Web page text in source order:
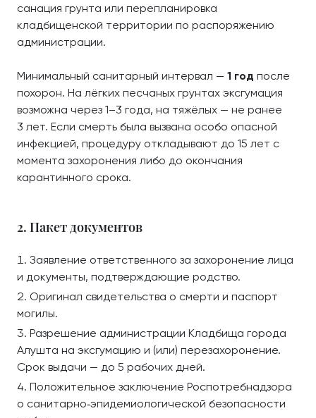
санация грунта или перепланировка
кладбищенской территории по распоряжению
администрации.
Минимальный санитарный интервал — 1 год после
похорон. На лёгких песчаных грунтах эксгумация
возможна через 1–3 года, на тяжёлых — не ранее
3 лет. Если смерть была вызвана особо опасной
инфекцией, процедуру откладывают до 15 лет с
момента захоронения либо до окончания
карантинного срока.
2. Пакет документов
Заявление ответственного за захоронение лица
и документы, подтверждающие родство.
Оригинал свидетельства о смерти и паспорт
могилы.
Разрешение администрации Кладбища города
Алушта на эксгумацию и (или) перезахоронение.
Срок выдачи — до 5 рабочих дней.
Положительное заключение Роспотребнадзора
о санитарно‑эпидемиологической безопасности